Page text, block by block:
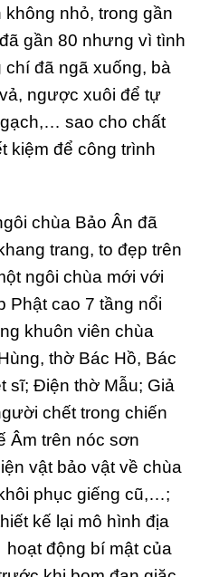
nhỏ, trong gần
gần 80 nhưng vì tình
đã ngã xuống, bà
ngược xuôi để tự
sao cho chất
kiệm để công trình
chùa Bảo Ân đã
trang, to đẹp trên
ngôi chùa mới với
Phật cao 7 tầng nổi
khuôn viên chùa
thờ Bác Hồ, Bác
sĩ; Điện thờ Mẫu; Giả
chết trong chiến
Âm trên nóc sơn
vật bảo vật về chùa
phục giếng cũ,…;
kế lại mô hình địa
động bí mật của